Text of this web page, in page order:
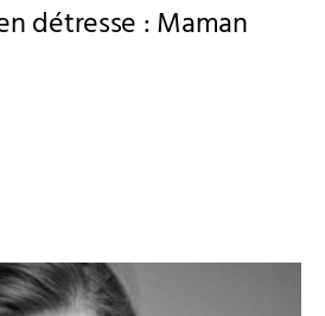
détresse : Maman